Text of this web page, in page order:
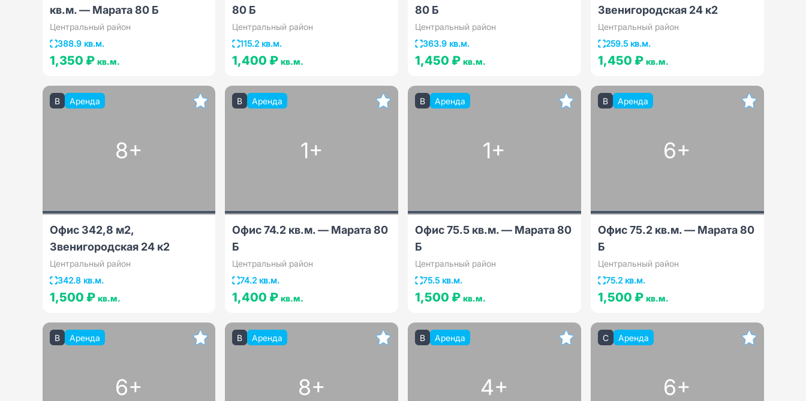
кв.м. — Марата 80 Б
Центральный район
388.9 кв.м.
1,350 ₽ кв.м.
80 Б
Центральный район
115.2 кв.м.
1,400 ₽кв.м.
80 Б
Центральный район
363.9 кв.м.
1,450 ₽ кв.м.
Звенигородская 24 к2
Центральный район
259.5 кв.м.
1,450 ₽ кв.м.
B Аренда
8+
Офис 342,8 м2,
Звенигородская 24 к2
Центральный район
342.8 кв.м.
1,500 ₽ кв.м.
B Аренда
1+
Офис 74.2 кв.м. — Марата 80
Б
Центральный район
74.2 кв.м.
1,400 ₽кв.м.
B Аренда
1+
Офис 75.5 кв.м. — Марата 80
Б
Центральный район
75.5 кв.м.
1,500 ₽ кв.м.
B Аренда
6+
Офис 75.2 кв.м. — Марата 80
Б
Центральный район
75.2 кв.м.
1,500 ₽ кв.м.
B Аренда
6+
B Аренда
8+
B Аренда
4+
C Аренда
6+